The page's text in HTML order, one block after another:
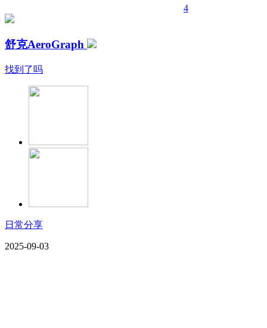
4
舒克AeroGraph
找到了吗
日常分享
2025-09-03